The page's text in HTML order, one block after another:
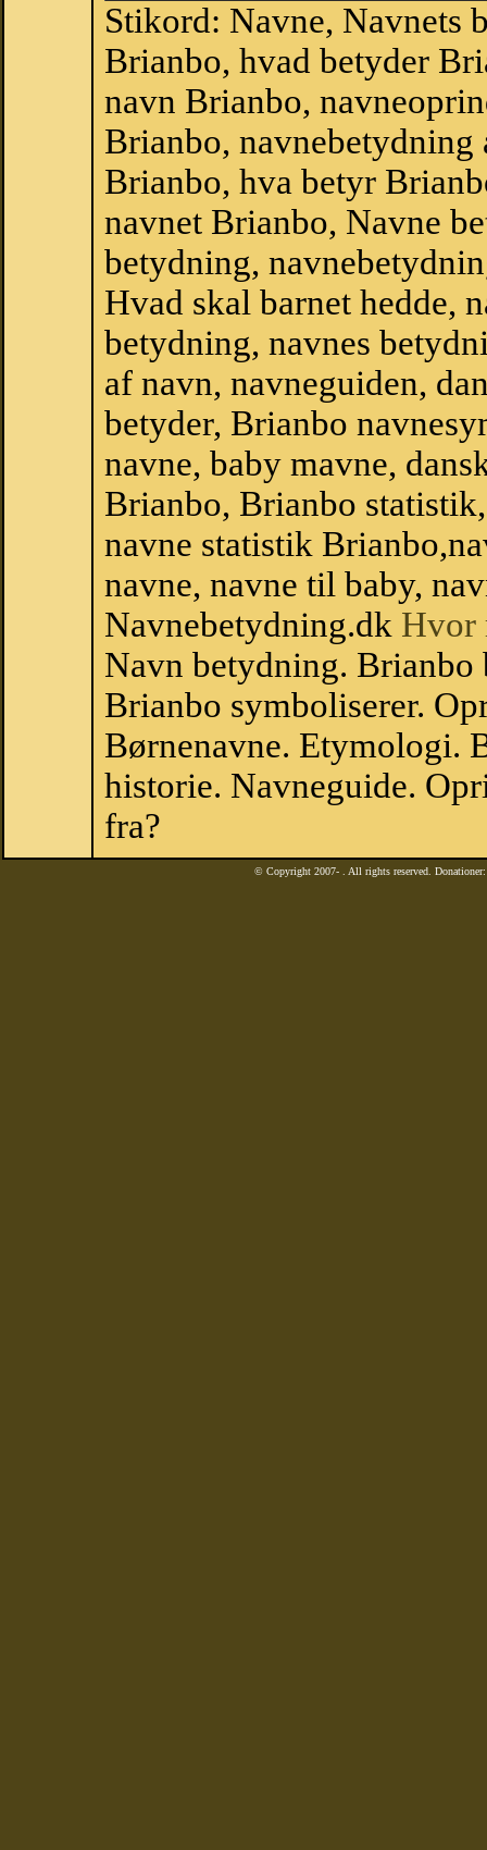
Stikord: Navne, Navnets
Brianbo, hvad betyder
navn Brianbo,
Brianbo,
Brianbo, hva betyr
navnet Brianbo, Navne
betydning,
Hvad skal barnet hedde,
betydning, navnes
af navn, navneguiden,
betyder, Brianbo
navne, baby mavne,
Brianbo, Brianbo
navne statistik
navne, navne til baby,
Navnebetydning.dk Hvor
Navn betydning.
Brianbo symboliserer.
Børnenavne. Etymologi.
historie. Navneguide.
fra?
© Copyright 2007- . All rights reserved.